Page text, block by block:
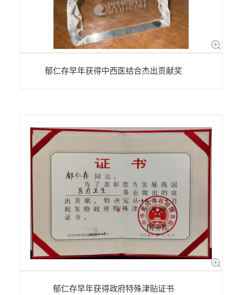
郁仁存早年获得中西医结合杰出贡献奖
郁仁存早年获得政府特殊津贴证书